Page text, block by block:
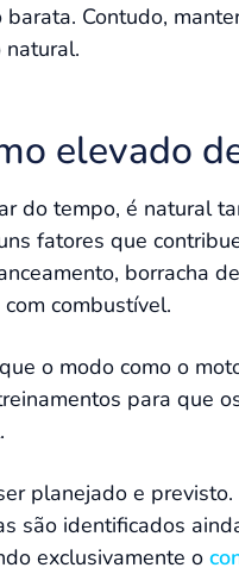
barata. Contudo,
natural.
elevado
do tempo, é natural
fatores que
borracha
combustível.
o modo como o
para que
planejado e
são identificados
exclusivamente o